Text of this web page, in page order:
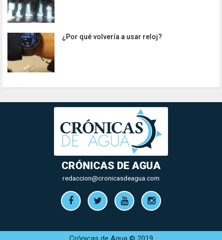
¿Por qué volvería a usar reloj?
CRÓNICAS DE AGUA
redaccion@cronicasdeagua.com